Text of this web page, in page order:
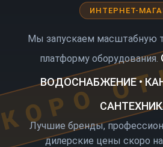
ИНТЕРНЕТ-
Мы запускаем масштабную
платформу оборудования.
ВОДОСНАБЖЕНИЕ •
Лучшие бренды,
дилерские цены скоро